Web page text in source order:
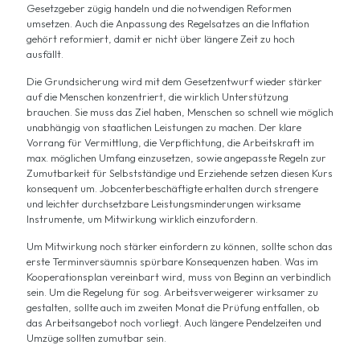
Gesetzgeber zügig handeln und die notwendigen Reformen
umsetzen. Auch die Anpassung des Regelsatzes an die Inflation
gehört reformiert, damit er nicht über längere Zeit zu hoch
ausfällt.
Die Grundsicherung wird mit dem Gesetzentwurf wieder stärker
auf die Menschen konzentriert, die wirklich Unterstützung
brauchen. Sie muss das Ziel haben, Menschen so schnell wie möglich
unabhängig von staatlichen Leistungen zu machen. Der klare
Vorrang für Vermittlung, die Verpflichtung, die Arbeitskraft im
max. möglichen Umfang einzusetzen, sowie angepasste Regeln zur
Zumutbarkeit für Selbstständige und Erziehende setzen diesen Kurs
konsequent um. Jobcenterbeschäftigte erhalten durch strengere
und leichter durchsetzbare Leistungsminderungen wirksame
Instrumente, um Mitwirkung wirklich einzufordern.
Um Mitwirkung noch stärker einfordern zu können, sollte schon das
erste Terminversäumnis spürbare Konsequenzen haben. Was im
Kooperationsplan vereinbart wird, muss von Beginn an verbindlich
sein. Um die Regelung für sog. Arbeitsverweigerer wirksamer zu
gestalten, sollte auch im zweiten Monat die Prüfung entfallen, ob
das Arbeitsangebot noch vorliegt. Auch längere Pendelzeiten und
Umzüge sollten zumutbar sein.